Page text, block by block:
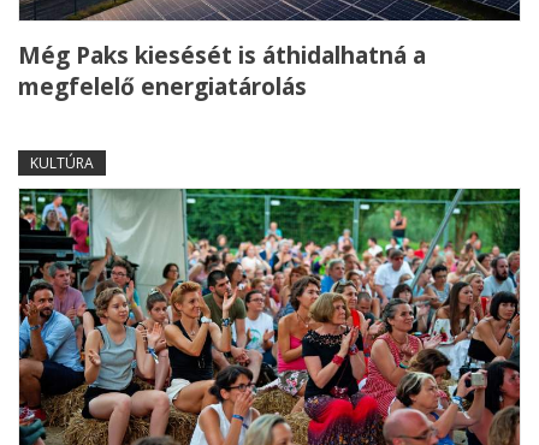
Még Paks kiesését is áthidalhatná a
megfelelő energiatárolás
KULTÚRA